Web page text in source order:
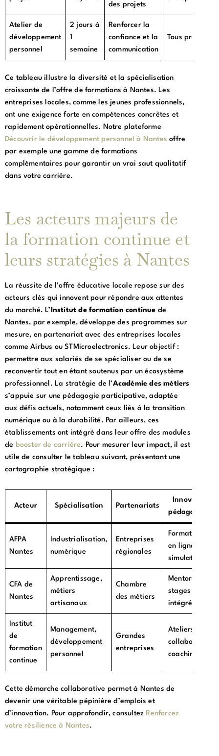
des projets
Atelier de
développement
personnel
2 jours à
1
semaine
Renforcer la
confiance et la
communication
Tous profils
Ce tableau illustre la diversité et la spécialisation
croissante de l’offre de formations à Nantes. Les
entreprises locales, comme les jeunes professionnels,
ont une exigence forte en compétences concrètes et
rapidement opérationnelles. Notre plateforme
Découvrir le développement personnel à Nantes offre
par exemple une gamme de formations
complémentaires pour garantir un vrai saut qualitatif
dans votre carrière.
Les acteurs majeurs de
la formation continue et
leurs stratégies à Nantes
La réussite de l’offre éducative locale repose sur des
acteurs clés qui innovent pour répondre aux attentes
du marché. L’Institut de formation continue de
Nantes, par exemple, développe des programmes sur
mesure, en partenariat avec des entreprises locales
comme Airbus ou STMicroelectronics. Leur objectif :
permettre aux salariés de se spécialiser ou de se
reconvertir tout en étant soutenus par un écosystème
professionnel. La stratégie de l’Académie des métiers
s’appuie sur une pédagogie participative, adaptée
aux défis actuels, notamment ceux liés à la transition
numérique ou à la durabilité. Par ailleurs, ces
établissements ont intégré dans leur offre des modules
de booster de carrière. Pour mesurer leur impact, il est
utile de consulter le tableau suivant, présentant une
cartographie stratégique :
Acteur Spécialisation Partenariats
Innovation
pédagogique
AFPA
Nantes
Industrialisation,
numérique
Entreprises
régionales
Formations
en ligne,
simulateurs
CFA de
Nantes
Apprentissage,
métiers
artisanaux
Chambre
des métiers
Mentorat,
stages
intégrés
Institut
de
formation
continue
Management,
développement
personnel
Grandes
entreprises
Ateliers
collaboratifs,
coaching
Cette démarche collaborative permet à Nantes de
devenir une véritable pépinière d’emplois et
d’innovation. Pour approfondir, consultezRenforcez
votre résilience à Nantes.